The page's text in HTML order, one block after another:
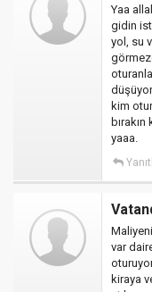
Yaa
gidin
yol, su
kim
yaaa.
var
kiraya